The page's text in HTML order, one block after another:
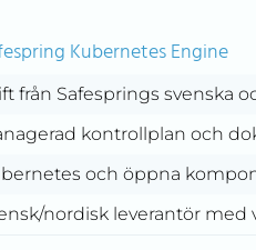
Kubernetes Engine
från Safesprings svenska
kontrollplan och
och öppna
nordisk leverantör med